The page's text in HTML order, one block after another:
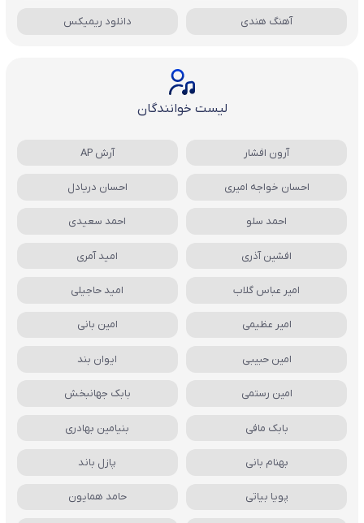
آهنگ هندی دانلود ریمیکس
لیست خوانندگان
آرون افشار آرش AP
احسان خواجه امیری احسان دریادل
احمد سلو احمد سعیدی
افشین آذری امید آمری
امیر عباس گلاب امید حاجیلی
امیر عظیمی امین بانی
امین حبیبی ایوان بند
امین رستمی بابک جهانبخش
بابک مافی بنیامین بهادری
بهنام بانی پازل باند
پویا بیاتی حامد همایون